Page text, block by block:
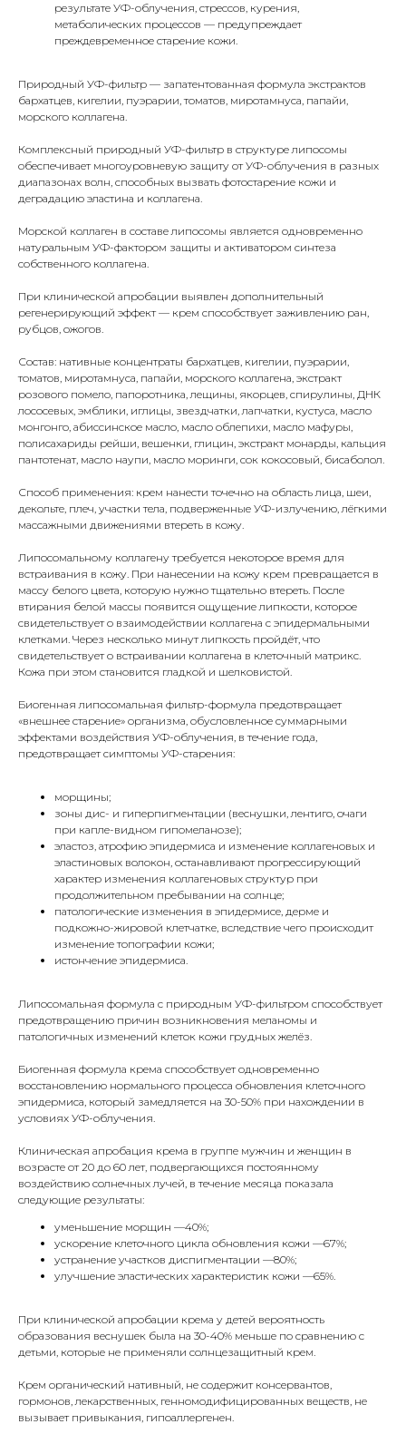
результате УФ-облучения, стрессов, курения,
метаболических процессов — предупреждает
преждевременное старение кожи.
Природный УФ-фильтр — запатентованная формула экстрактов
бархатцев, кигелии, пуэрарии, томатов, миротамнуса, папайи,
морского коллагена.
Комплексный природный УФ-фильтр в структуре липосомы
обеспечивает многоуровневую защиту от УФ-облучения в разных
диапазонах волн, способных вызвать фотостарение кожи и
деградацию эластина и коллагена.
Морской коллаген в составе липосомы является одновременно
натуральным УФ-фактором защиты и активатором синтеза
собственного коллагена.
При клинической апробации выявлен дополнительный
регенерирующий эффект — крем способствует заживлению ран,
рубцов, ожогов.
Состав: нативные концентраты бархатцев, кигелии, пуэрарии,
томатов, миротамнуса, папайи, морского коллагена, экстракт
розового помело, папоротника, лещины, якорцев, спирулины, ДНК
лососевых, эмблики, иглицы, звездчатки, лапчатки, кустуса, масло
монгонго, абиссинское масло, масло облепихи, масло мафуры,
полисахариды рейши, вешенки, глицин, экстракт монарды, кальция
пантотенат, масло наупи, масло моринги, сок кокосовый, бисаболол.
Способ применения: крем нанести точечно на область лица, шеи,
декольте, плеч, участки тела, подверженные УФ-излучению, лёгкими
массажными движениями втереть в кожу.
Липосомальному коллагену требуется некоторое время для
встраивания в кожу. При нанесении на кожу крем превращается в
массу белого цвета, которую нужно тщательно втереть. После
втирания белой массы появится ощущение липкости, которое
свидетельствует о взаимодействии коллагена с эпидермальными
клетками. Через несколько минут липкость пройдёт, что
свидетельствует о встраивании коллагена в клеточный матрикс.
Кожа при этом становится гладкой и шелковистой.
Биогенная липосомальная фильтр-формула предотвращает
«внешнее старение» организма, обусловленное суммарными
эффектами воздействия УФ-облучения, в течение года,
предотвращает симптомы УФ-старения:
морщины;
зоны дис- и гиперпигментации (веснушки, лентиго, очаги
при капле-видном гипомеланозе);
эластоз, атрофию эпидермиса и изменение коллагеновых и
эластиновых волокон, останавливают прогрессирующий
характер изменения коллагеновых структур при
продолжительном пребывании на солнце;
патологические изменения в эпидермисе, дерме и
подкожно-жировой клетчатке, вследствие чего происходит
изменение топографии кожи;
истончение эпидермиса.
Липосомальная формула с природным УФ-фильтром способствует
предотвращению причин возникновения меланомы и
патологичных изменений клеток кожи грудных желёз.
Биогенная формула крема способствует одновременно
восстановлению нормального процесса обновления клеточного
эпидермиса, который замедляется на 30-50% при нахождении в
условиях УФ-облучения.
Клиническая апробация крема в группе мужчин и женщин в
возрасте от 20 до 60 лет, подвергающихся постоянному
воздействию солнечных лучей, в течение месяца показала
следующие результаты:
уменьшение морщин —40%;
ускорение клеточного цикла обновления кожи —67%;
устранение участков диспигментации —80%;
улучшение эластических характеристик кожи —65%.
При клинической апробации крема у детей вероятность
образования веснушек была на 30-40% меньше по сравнению с
детьми, которые не применяли солнцезащитный крем.
Крем органический нативный, не содержит консервантов,
гормонов, лекарственных, генномодифицированных веществ, не
вызывает привыкания, гипоаллергенен.